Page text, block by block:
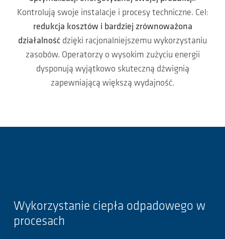
Kontrolują swoje instalacje i procesy techniczne. Cel:
redukcja kosztów i bardziej zrównoważona
działalność dzięki racjonalniejszemu wykorzystaniu
zasobów. Operatorzy o wysokim zużyciu energii
dysponują wyjątkowo skuteczną dźwignią
zapewniającą większą wydajność.
Wykorzystanie ciepła odpadowego w
procesach